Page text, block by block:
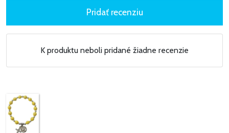
K produktu neboli pridané žiadne recenzie